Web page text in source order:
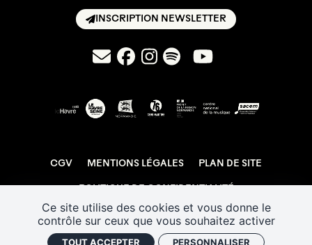
Ce site utilise des cookies et vous donne le
contrôle sur ceux que vous souhaitez activer
TOUT ACCEPTER PERSONNALISER
INSCRIPTION NEWSLETTER
CGV MENTIONS LÉGALES PLAN DE SITE
GESTION DES COOKIES J'AI UN CODE PROMO
RETROUVER VOS COMMANDES